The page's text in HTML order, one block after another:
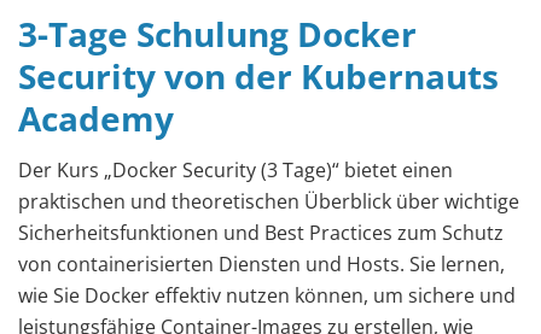
3-Tage Schulung Docker
Security von der Kubernauts
Academy
Der Kurs „Docker Security (3 Tage)“ bietet einen
praktischen und theoretischen Überblick über wichtige
Sicherheitsfunktionen und Best Practices zum Schutz
von containerisierten Diensten und Hosts. Sie lernen,
wie Sie Docker effektiv nutzen können, um sichere und
leistungsfähige Container-Images zu erstellen, wie